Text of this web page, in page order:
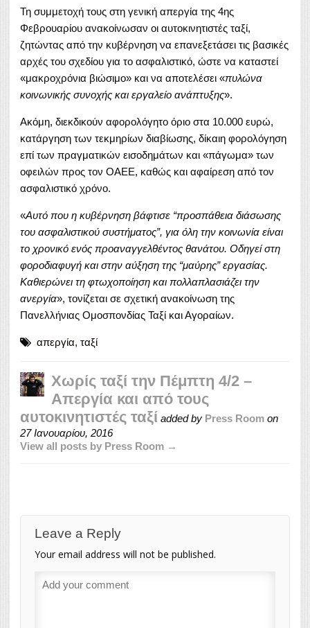
Τη συμμετοχή τους στη γενική απεργία της 4ης
Φεβρουαρίου ανακοίνωσαν οι αυτοκινητιστές ταξί,
ζητώντας από την κυβέρνηση να επανεξετάσει τις βασικές
αρχές του σχεδίου για το ασφαλιστικό, ώστε να καταστεί
«μακροχρόνια βιώσιμο» και να αποτελέσει «πυλώνα
κοινωνικής συνοχής και εργαλείο ανάπτυξης».
Ακόμη, διεκδικούν αφορολόγητο όριο στα 10.000 ευρώ,
κατάργηση των τεκμηρίων διαβίωσης, δίκαιη φορολόγηση
επί των πραγματικών εισοδημάτων και «πάγωμα» των
οφειλών προς τον ΟΑΕΕ, καθώς και αφαίρεση από τον
ασφαλιστικό χρόνο.
«Αυτό που η κυβέρνηση βάφτισε “προσπάθεια διάσωσης
του ασφαλιστικού συστήματος”, για όλη την κοινωνία είναι
το χρονικό ενός προαναγγελθέντος θανάτου. Οδηγεί στη
φοροδιαφυγή και στην αύξηση της “μαύρης” εργασίας.
Καθιερώνει τη φτωχοποίηση και πολλαπλασιάζει την
ανεργία», τονίζεται σε σχετική ανακοίνωση της
Πανελλήνιας Ομοσπονδίας Ταξί και Αγοραίων.
απεργία, ταξί
Χωρίς ταξί την Πέμπτη 4/2 –
Aπεργία και από τους
αυτοκινητιστές ταξί added by Press Room on
27 Ιανουαρίου, 2016
View all posts by Press Room →
Leave a Reply
Your email address will not be published.